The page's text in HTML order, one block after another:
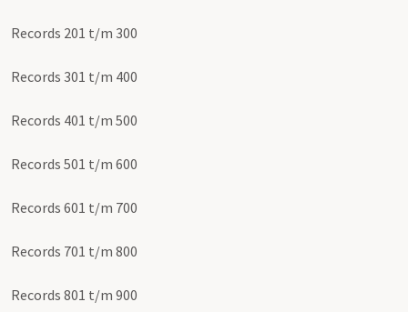
Records 201 t/m 300
Records 301 t/m 400
Records 401 t/m 500
Records 501 t/m 600
Records 601 t/m 700
Records 701 t/m 800
Records 801 t/m 900